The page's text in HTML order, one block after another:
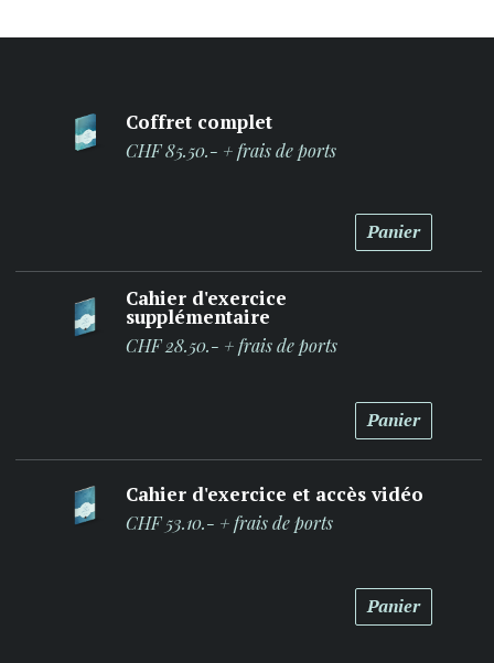
Coffret complet
CHF 85.50.- + frais de ports
Panier
Cahier d'exercice
supplémentaire
CHF 28.50.- + frais de ports
Panier
Cahier d'exercice et accès vidéo
CHF 53.10.- + frais de ports
Panier